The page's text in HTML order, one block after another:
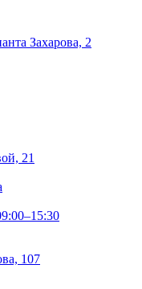
Захарова, 2
21
107